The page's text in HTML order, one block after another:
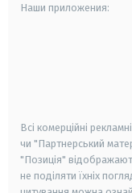
Наши приложения:
Всі комерційні
чи "Партнерський
"Позиція"
не поділяти їхніх